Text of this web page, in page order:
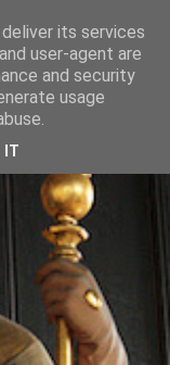
its services
user-agent are
and security
usage
IT